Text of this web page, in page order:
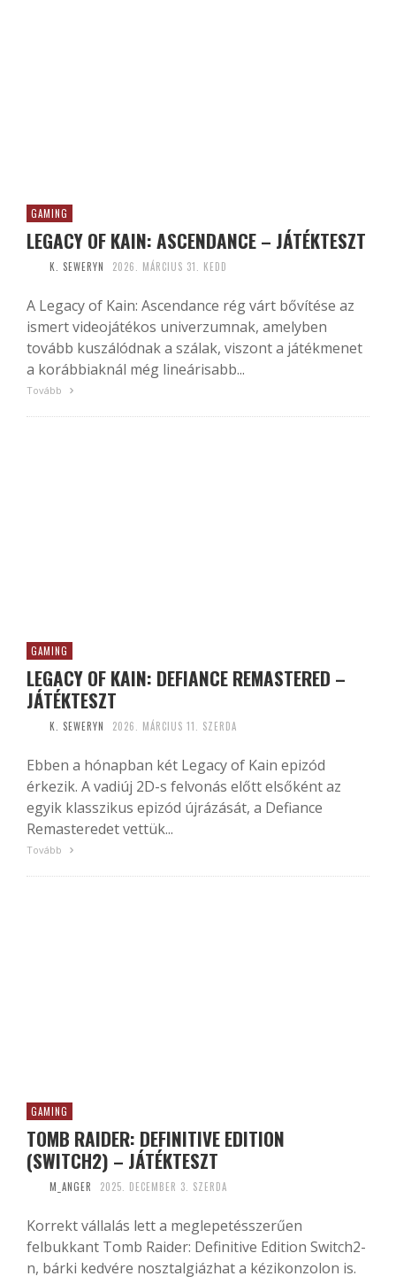
GAMING
LEGACY OF KAIN: ASCENDANCE – JÁTÉKTESZT
K. SEWERYN 2026. MÁRCIUS 31. KEDD
A Legacy of Kain: Ascendance rég várt bővítése az
ismert videojátékos univerzumnak, amelyben
tovább kuszálódnak a szálak, viszont a játékmenet
a korábbiaknál még lineárisabb...
Tovább
GAMING
LEGACY OF KAIN: DEFIANCE REMASTERED –
JÁTÉKTESZT
K. SEWERYN 2026. MÁRCIUS 11. SZERDA
Ebben a hónapban két Legacy of Kain epizód
érkezik. A vadiúj 2D-s felvonás előtt elsőként az
egyik klasszikus epizód újrázását, a Defiance
Remasteredet vettük...
Tovább
GAMING
TOMB RAIDER: DEFINITIVE EDITION
(SWITCH2) – JÁTÉKTESZT
M_ANGER 2025. DECEMBER 3. SZERDA
Korrekt vállalás lett a meglepetésszerűen
felbukkant Tomb Raider: Definitive Edition Switch2-
n, bárki kedvére nosztalgiázhat a kézikonzolon is.